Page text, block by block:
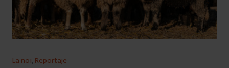
La noi,Reportaje